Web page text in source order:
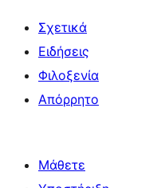
Σχετικά
Ειδήσεις
Φιλοξενία
Απόρρητο
Μάθετε